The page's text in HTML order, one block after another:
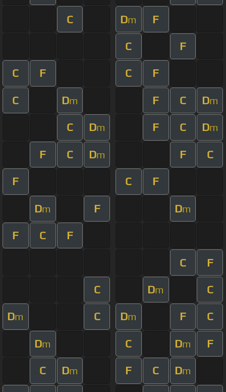
C Dm F
C F
C F C F
C Dm F C Dm
C Dm F C Dm
F C Dm F C
F C F
Dm F Dm
F C F
C F
C Dm C
Dm C Dm F C
Dm C Dm F
C Dm F C Dm